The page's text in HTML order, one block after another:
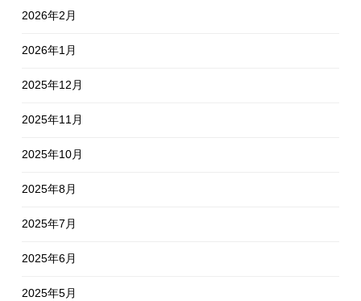
2026年2月
2026年1月
2025年12月
2025年11月
2025年10月
2025年8月
2025年7月
2025年6月
2025年5月